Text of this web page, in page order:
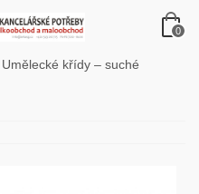
0
Umělecké křídy – suché